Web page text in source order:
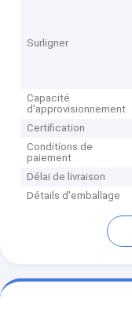
Surligner
Capacité
d'approvisionnement
Certification
Conditions de
paiement
Délai de livraison
Détails d'emballage